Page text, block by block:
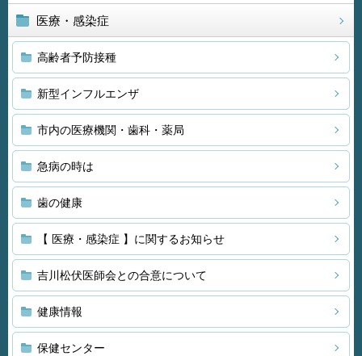
医療・感染症
高齢者予防接種
新型インフルエンザ
市内の医療機関・歯科・薬局
急病の時は
歯の健康
【 医療・感染症 】に関するお知らせ
吉川松伏医師会との合意について
健康情報
保健センター